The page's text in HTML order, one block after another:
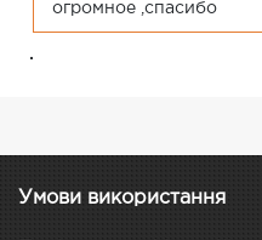
огромное ,спасибо
.
Умови використання